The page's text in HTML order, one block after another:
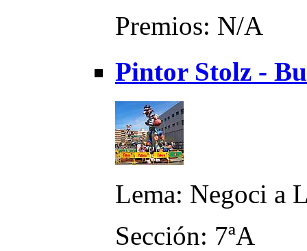
Premios: N/A
Pintor Stolz -
Lema: Negoci a
Sección: 7ªA